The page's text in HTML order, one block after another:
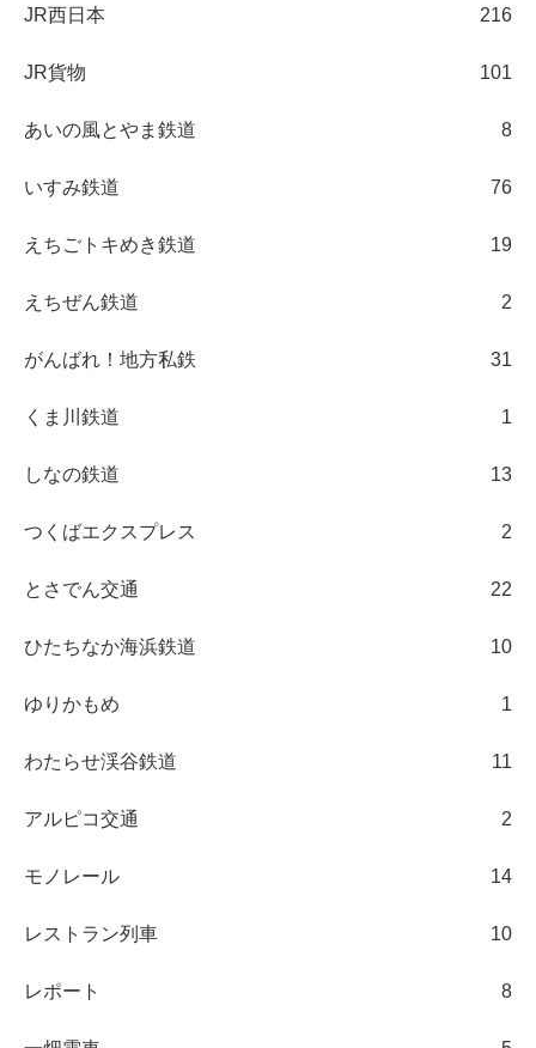
JR西日本 216
JR貨物 101
あいの風とやま鉄道 8
いすみ鉄道 76
えちごトキめき鉄道 19
えちぜん鉄道 2
がんばれ！地方私鉄 31
くま川鉄道 1
しなの鉄道 13
つくばエクスプレス 2
とさでん交通 22
ひたちなか海浜鉄道 10
ゆりかもめ 1
わたらせ渓谷鉄道 11
アルピコ交通 2
モノレール 14
レストラン列車 10
レポート 8